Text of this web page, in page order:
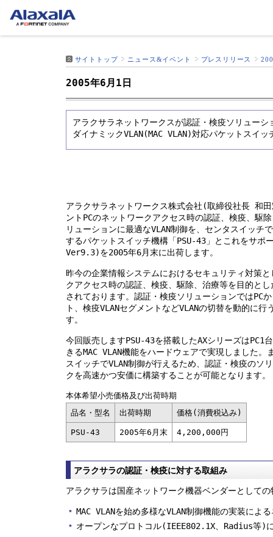
サイトトップ ニュース&イベント プレスリリース
2005年6月1日
アラクサラネットワークスが認証・検疫ソリューシ
ダイナミックVLAN(MAC VLAN)対応パケットスイ
アラクサラネットワークス株式会社(取締役社長 和
ントPCのネットワークアクセス時の認証、検疫、駆
リューションに最適なVLAN制御を、センタスイッチ
するパケットスイッチ機構「PSU-43」とこれをサポ
Ver9.3)を2005年6月末に出荷します。
昨今の企業情報システムにおけるセキュリティ対策
クアクセス時の認証、検疫、駆除、治療等を目的と
されております。認証・検疫ソリューションではPC
ト、検疫VLANセグメントなどVLANの切替を動的に
す。
今回販売しますPSU-43を搭載したAXシリーズはPC1
きるMAC VLAN機能をハードウェアで実現しました。
スイッチでVLAN制御が行えるため、認証・検疫のソ
クを高速かつ安価に構築することが可能となります。
本体希望小売価格及び出荷時期
品名・型名
出荷時期 価格(消費税込み)
PSU-43 2005年6月末 4,200,000円
アラクサラの認証・検疫に対する取組み
アラクサラは国産ネットワーク機器ベンダーとして
MAC VLANを始め多様なVLAN制御機能の実装によ
オープンなプロトコル(IEEE802.1X、Radius等)